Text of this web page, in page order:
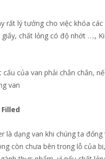
rất lý tưởng cho việc khóa
chất lỏng có độ nhớt ….,
cấu của van phải chắn chắn,
van
là dạng van khi chúng ta đống
còn chưa bên trong lỗ của